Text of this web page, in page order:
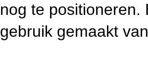
nog te positioneren.
gebruik gemaakt